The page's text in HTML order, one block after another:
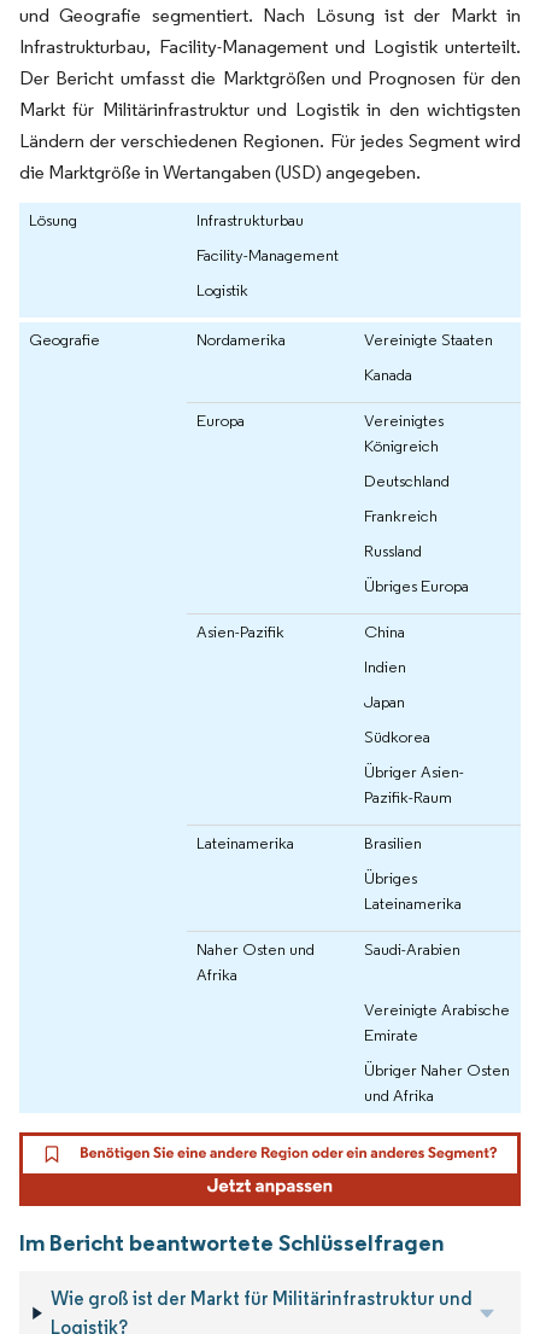
und Geografie segmentiert. Nach Lösung ist der Markt in
Infrastrukturbau, Facility-Management und Logistik unterteilt.
Der Bericht umfasst die Marktgrößen und Prognosen für den
Markt für Militärinfrastruktur und Logistik in den wichtigsten
Ländern der verschiedenen Regionen. Für jedes Segment wird
die Marktgröße in Wertangaben (USD) angegeben.
Lösung
Infrastrukturbau
Facility-Management
Logistik
Geografie Nordamerika
Vereinigte Staaten
Kanada
Europa
Vereinigtes
Königreich
Deutschland
Frankreich
Russland
Übriges Europa
Asien-Pazifik
China
Indien
Japan
Südkorea
Übriger Asien-
Pazifik-Raum
Lateinamerika
Brasilien
Übriges
Lateinamerika
Naher Osten und
Afrika
Saudi-Arabien
Vereinigte Arabische
Emirate
Übriger Naher Osten
und Afrika
Im Bericht beantwortete Schlüsselfragen
Wie groß ist der Markt für Militärinfrastruktur und
Logistik?